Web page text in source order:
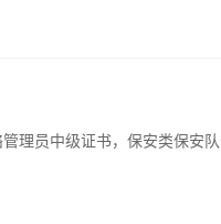
理员中级证书，保安类保安